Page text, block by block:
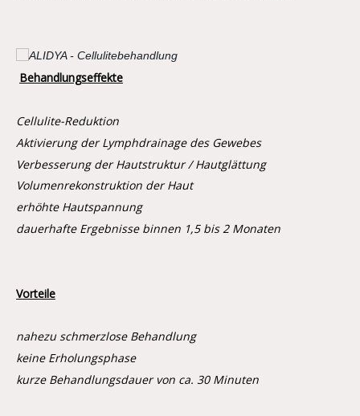
Behandlungseffekte
Cellulite-Reduktion
Aktivierung der Lymphdrainage des Gewebes
Verbesserung der Hautstruktur / Hautglättung
Volumenrekonstruktion der Haut
erhöhte Hautspannung
dauerhafte Ergebnisse binnen 1,5 bis 2 Monaten
Vorteile
nahezu schmerzlose Behandlung
keine Erholungsphase
kurze Behandlungsdauer von ca. 30 Minuten